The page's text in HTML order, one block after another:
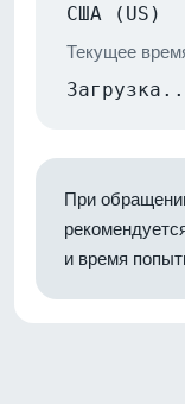
США (US)
Текущее
При
и время